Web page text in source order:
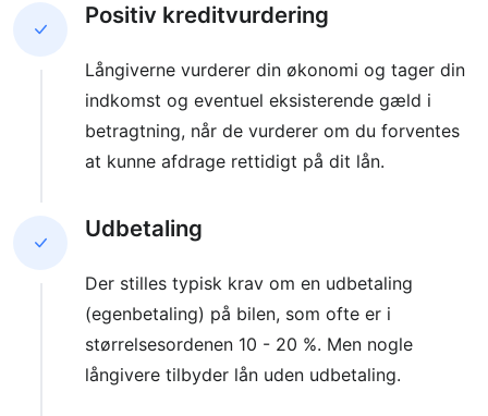
Positiv kreditvurdering
Långiverne vurderer din økonomi og tager din
indkomst og eventuel eksisterende gæld i
betragtning, når de vurderer om du forventes
at kunne afdrage rettidigt på dit lån.
Udbetaling
Der stilles typisk krav om en udbetaling
(egenbetaling) på bilen, som ofte er i
størrelsesordenen 10 - 20 %. Men nogle
långivere tilbyder lån uden udbetaling.